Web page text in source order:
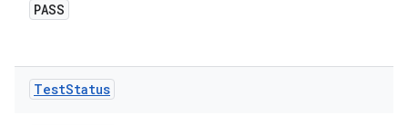
PASS
TestStatus